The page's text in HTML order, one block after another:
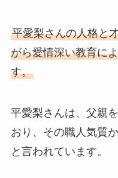
平愛梨さんの人格と
がら愛情深い教育に
す。
平愛梨さんは、父親
おり、その職人気質
と言われています。